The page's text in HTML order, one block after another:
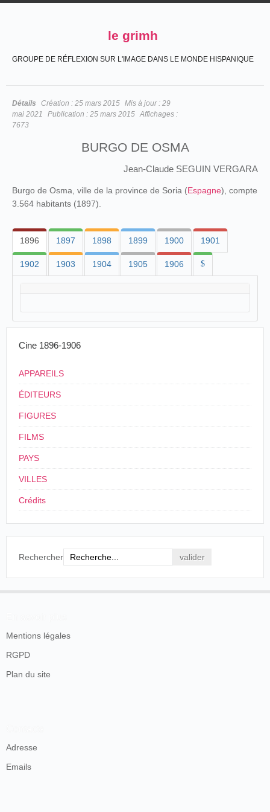
le grimh
GROUPE DE RÉFLEXION SUR L'IMAGE DANS LE MONDE HISPANIQUE
Détails Création : 25 mars 2015 Mis à jour : 29
mai 2021
Publication : 25 mars 2015 Affichages :
7673
BURGO DE OSMA
Jean-Claude SEGUIN VERGARA
Burgo de Osma, ville de la province de Soria (Espagne), compte
3.564 habitants (1897).
1896 1897 1898 1899 1900 1901
1902 1903 1904 1905 1906 $
Cine 1896-1906
APPAREILS
ÉDITEURS
FIGURES
FILMS
PAYS
VILLES
Crédits
Rechercher
Mentions légales
RGPD
Plan du site
Adresse
Emails